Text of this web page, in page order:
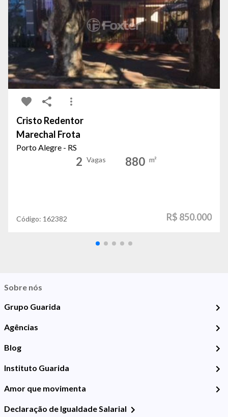
Cristo Redentor
Marechal Frota
Porto Alegre - RS
2 Vagas 880 m²
Código: 162382 R$ 850.000
Sobre nós
Grupo Guarida
Agências
Blog
Instituto Guarida
Amor que movimenta
Declaração de Igualdade Salarial